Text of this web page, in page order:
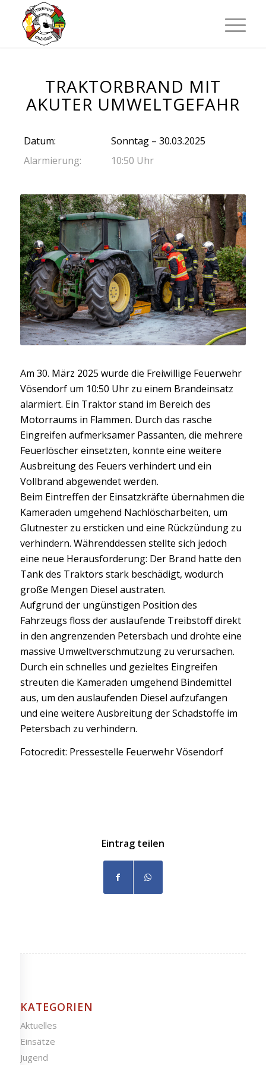
TRAKTORBRAND MIT
AKUTER UMWELTGEFAHR
Datum:
Sonntag – 30.03.2025
Alarmierung:
10:50 Uhr
Am 30. März 2025 wurde die Freiwillige Feuerwehr
Vösendorf um 10:50 Uhr zu einem Brandeinsatz
alarmiert. Ein Traktor stand im Bereich des
Motorraums in Flammen. Durch das rasche
Eingreifen aufmerksamer Passanten, die mehrere
Feuerlöscher einsetzten, konnte eine weitere
Ausbreitung des Feuers verhindert und ein
Vollbrand abgewendet werden.
Beim Eintreffen der Einsatzkräfte übernahmen die
Kameraden umgehend Nachlöscharbeiten, um
Glutnester zu ersticken und eine Rückzündung zu
verhindern. Währenddessen stellte sich jedoch
eine neue Herausforderung: Der Brand hatte den
Tank des Traktors stark beschädigt, wodurch
große Mengen Diesel austraten.
Aufgrund der ungünstigen Position des
Fahrzeugs floss der auslaufende Treibstoff direkt
in den angrenzenden Petersbach und drohte eine
massive Umweltverschmutzung zu verursachen.
Durch ein schnelles und gezieltes Eingreifen
streuten die Kameraden umgehend Bindemittel
aus, um den auslaufenden Diesel aufzufangen
und eine weitere Ausbreitung der Schadstoffe im
Petersbach zu verhindern.
Fotocredit: Pressestelle Feuerwehr Vösendorf
Eintrag teilen
KATEGORIEN
Aktuelles
Einsätze